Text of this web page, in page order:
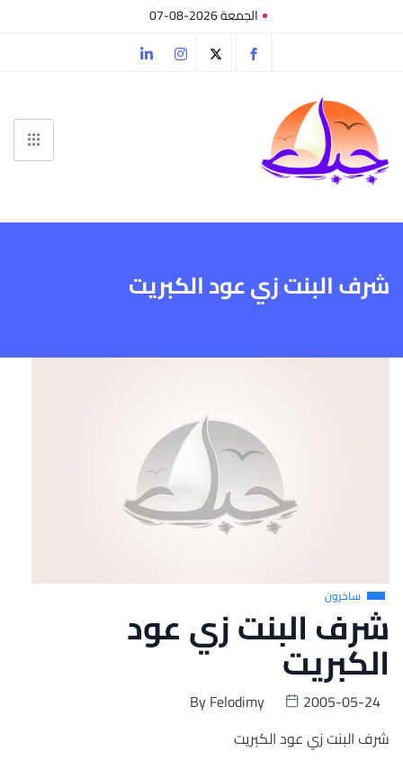
الجمعة 2026-08-07
شرف البنت زي عود الكبريت
ساخرون
شرف البنت زي عود
الكبريت
ByFelodimy
2005-05-24
شرف البنت زي عود الكبريت